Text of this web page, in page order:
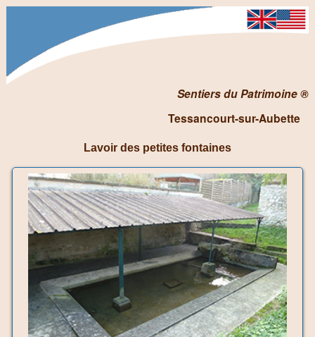
Sentiers du Patrimoine ®
Tessancourt-sur-Aubette
Lavoir des petites fontaines